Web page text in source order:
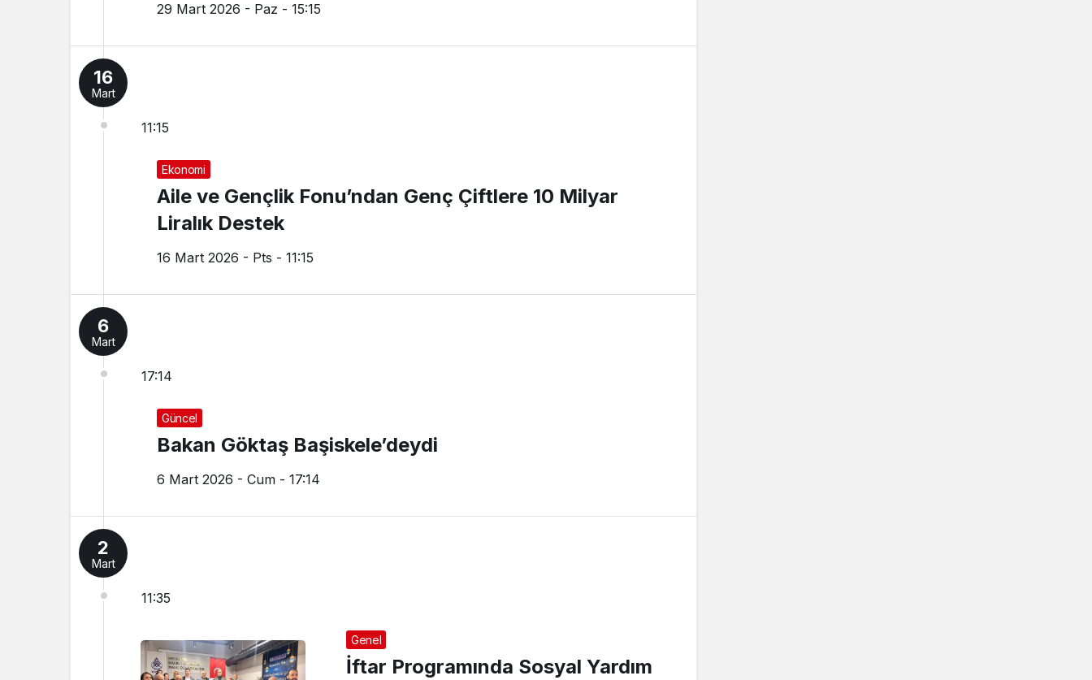
29 Mart 2026 - Paz - 15:15
16
Mart
11:15
Ekonomi
Aile ve Gençlik Fonu’ndan Genç Çiftlere 10 Milyar
Liralık Destek
16 Mart 2026 - Pts - 11:15
6
Mart
17:14
Güncel
Bakan Göktaş Başiskele’deydi
6 Mart 2026 - Cum - 17:14
2
Mart
11:35
Genel
İftar Programında Sosyal Yardım